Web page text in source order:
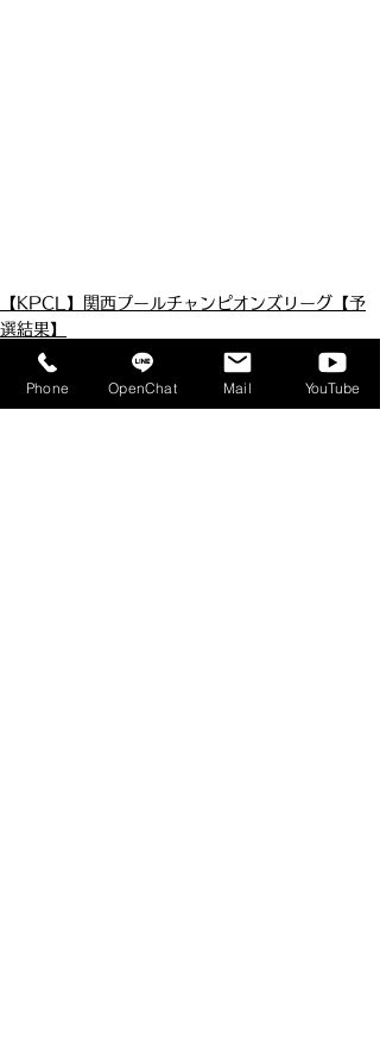
【KPCL】関西プールチャンピオンズリーグ【予
選結果】
Phone OpenChat Mail YouTube